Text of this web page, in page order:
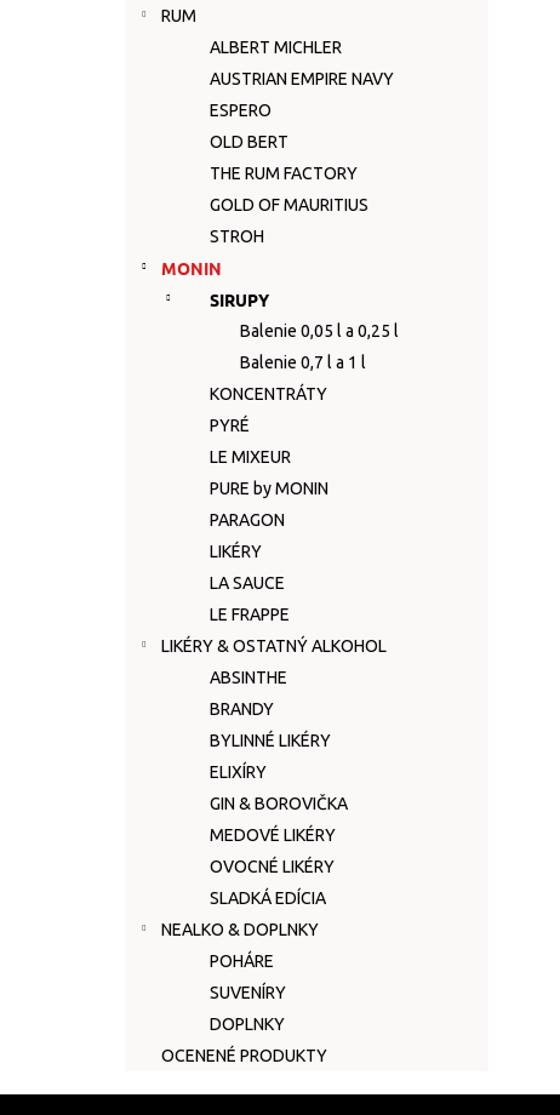
RUM
ALBERT MICHLER
AUSTRIAN EMPIRE NAVY
ESPERO
OLD BERT
THE RUM FACTORY
GOLD OF MAURITIUS
STROH
MONIN
SIRUPY
Balenie 0,05 l a 0,25 l
Balenie 0,7 l a 1 l
KONCENTRÁTY
PYRÉ
LE MIXEUR
PURE by MONIN
PARAGON
LIKÉRY
LA SAUCE
LE FRAPPE
LIKÉRY & OSTATNÝ ALKOHOL
ABSINTHE
BRANDY
BYLINNÉ LIKÉRY
ELIXÍRY
GIN & BOROVIČKA
MEDOVÉ LIKÉRY
OVOCNÉ LIKÉRY
SLADKÁ EDÍCIA
NEALKO & DOPLNKY
POHÁRE
SUVENÍRY
DOPLNKY
OCENENÉ PRODUKTY